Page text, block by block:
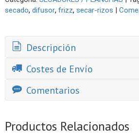
secado difusor frizz secar-rizos |
Descripción
Costes de Envío
Comentarios
Productos Relacionados